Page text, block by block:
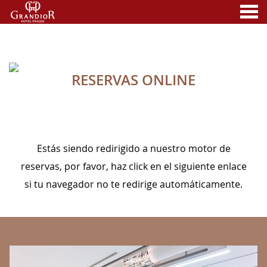
RESERVAS ONLINE
Estás siendo redirigido a nuestro motor de
reservas, por favor, haz click en el siguiente enlace
si tu navegador no te redirige automáticamente.